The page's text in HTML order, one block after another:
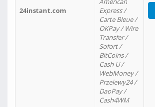
24instant.com
Express /
Carte Bleue /
OKPay / Wire
Transfer /
Sofort /
BitCoins /
Cash U /
WebMoney /
Przelewy24 /
DaoPay /
Cash4WM